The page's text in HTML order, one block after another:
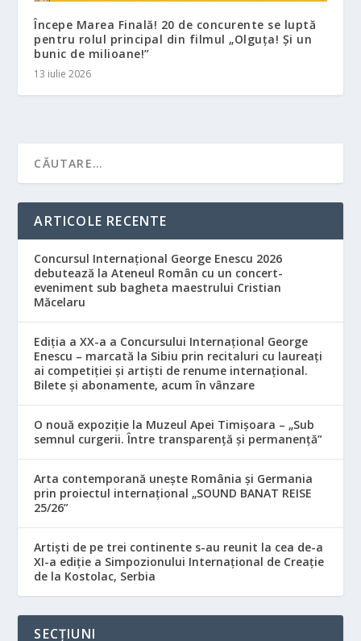
Începe Marea Finală! 20 de concurente se luptă
pentru rolul principal din filmul „Olguța! Și un
bunic de milioane!”
13 iulie 2026
ARTICOLE RECENTE
Concursul Internațional George Enescu 2026
debutează la Ateneul Român cu un concert-
eveniment sub bagheta maestrului Cristian
Măcelaru
Ediția a XX-a a Concursului Internațional George
Enescu – marcată la Sibiu prin recitaluri cu laureați
ai competiției și artiști de renume internațional.
Bilete și abonamente, acum în vânzare
O nouă expoziție la Muzeul Apei Timișoara – „Sub
semnul curgerii. Între transparență și permanență”
Arta contemporană unește România și Germania
prin proiectul internațional „SOUND BANAT REISE
25/26”
Artiști de pe trei continente s-au reunit la cea de-a
XI-a ediție a Simpozionului Internațional de Creație
de la Kostolac, Serbia
SECȚIUNI